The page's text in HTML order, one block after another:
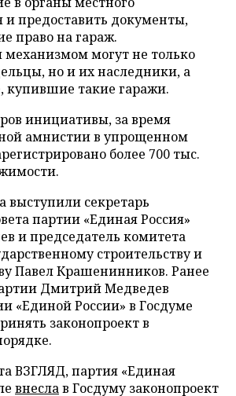
и предоставить документы,
право на гараж.
механизмом могут не только
но и их наследники, а
купившие такие гаражи.
инициативы, за время
амнистии в упрощенном
более 700 тыс.
выступили секретарь
партии «Единая Россия»
и председатель комитета
строительству и
Павел Крашенинников. Ранее
Дмитрий Медведев
«Единой России» в Госдуме
законопроект в
ВЗГЛЯД, партия «Единая
внеслав Госдуму законопроект